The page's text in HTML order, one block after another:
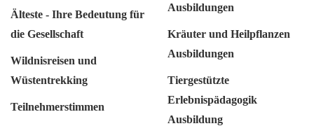
Älteste - Ihre Bedeutung für
die Gesellschaft
Wildnisreisen und
Wüstentrekking
Teilnehmerstimmen
Ausbildungen
Kräuter und Heilpflanzen
Ausbildungen
Tiergestützte
Erlebnispädagogik
Ausbildung